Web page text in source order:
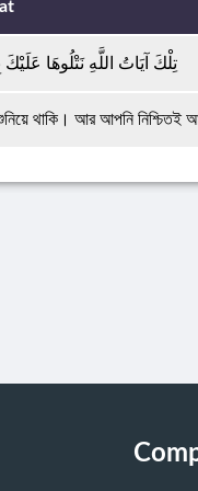
تِلْكَ آيَاتُ اللَّهِ نَتْلُوهَا
শুনিয়ে থাকি। আর আপনি